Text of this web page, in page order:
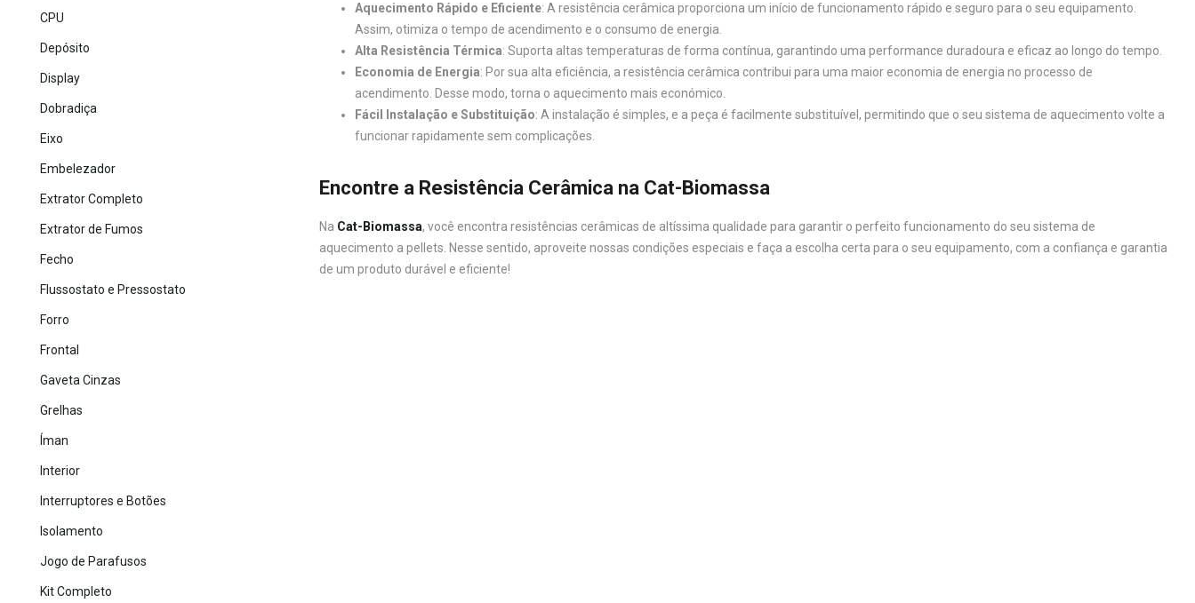
Aquecimento Rápido e Eficiente: A resistência cerâmica proporciona um início de funcionamento rápido e seguro para o seu equipamento.
Assim, otimiza o tempo de acendimento e o consumo de energia.
Alta Resistência Térmica: Suporta altas temperaturas de forma contínua, garantindo uma performance duradoura e eficaz ao longo do tempo.
Economia de Energia: Por sua alta eficiência, a resistência cerâmica contribui para uma maior economia de energia no processo de
acendimento. Desse modo, torna o aquecimento mais económico.
Fácil Instalação e Substituição: A instalação é simples, e a peça é facilmente substituível, permitindo que o seu sistema de aquecimento volte a
funcionar rapidamente sem complicações.
Encontre a Resistência Cerâmica na Cat-Biomassa
Na Cat-Biomassa, você encontra resistências cerâmicas de altíssima qualidade para garantir o perfeito funcionamento do seu sistema de
aquecimento a pellets. Nesse sentido, aproveite nossas condições especiais e faça a escolha certa para o seu equipamento, com a confiança e garantia
de um produto durável e eficiente!
CPU
Depósito
Display
Dobradiça
Eixo
Embelezador
Extrator Completo
Extrator de Fumos
Fecho
Flussostato e Pressostato
Forro
Frontal
Gaveta Cinzas
Grelhas
Íman
Interior
Interruptores e Botões
Isolamento
Jogo de Parafusos
Kit Completo